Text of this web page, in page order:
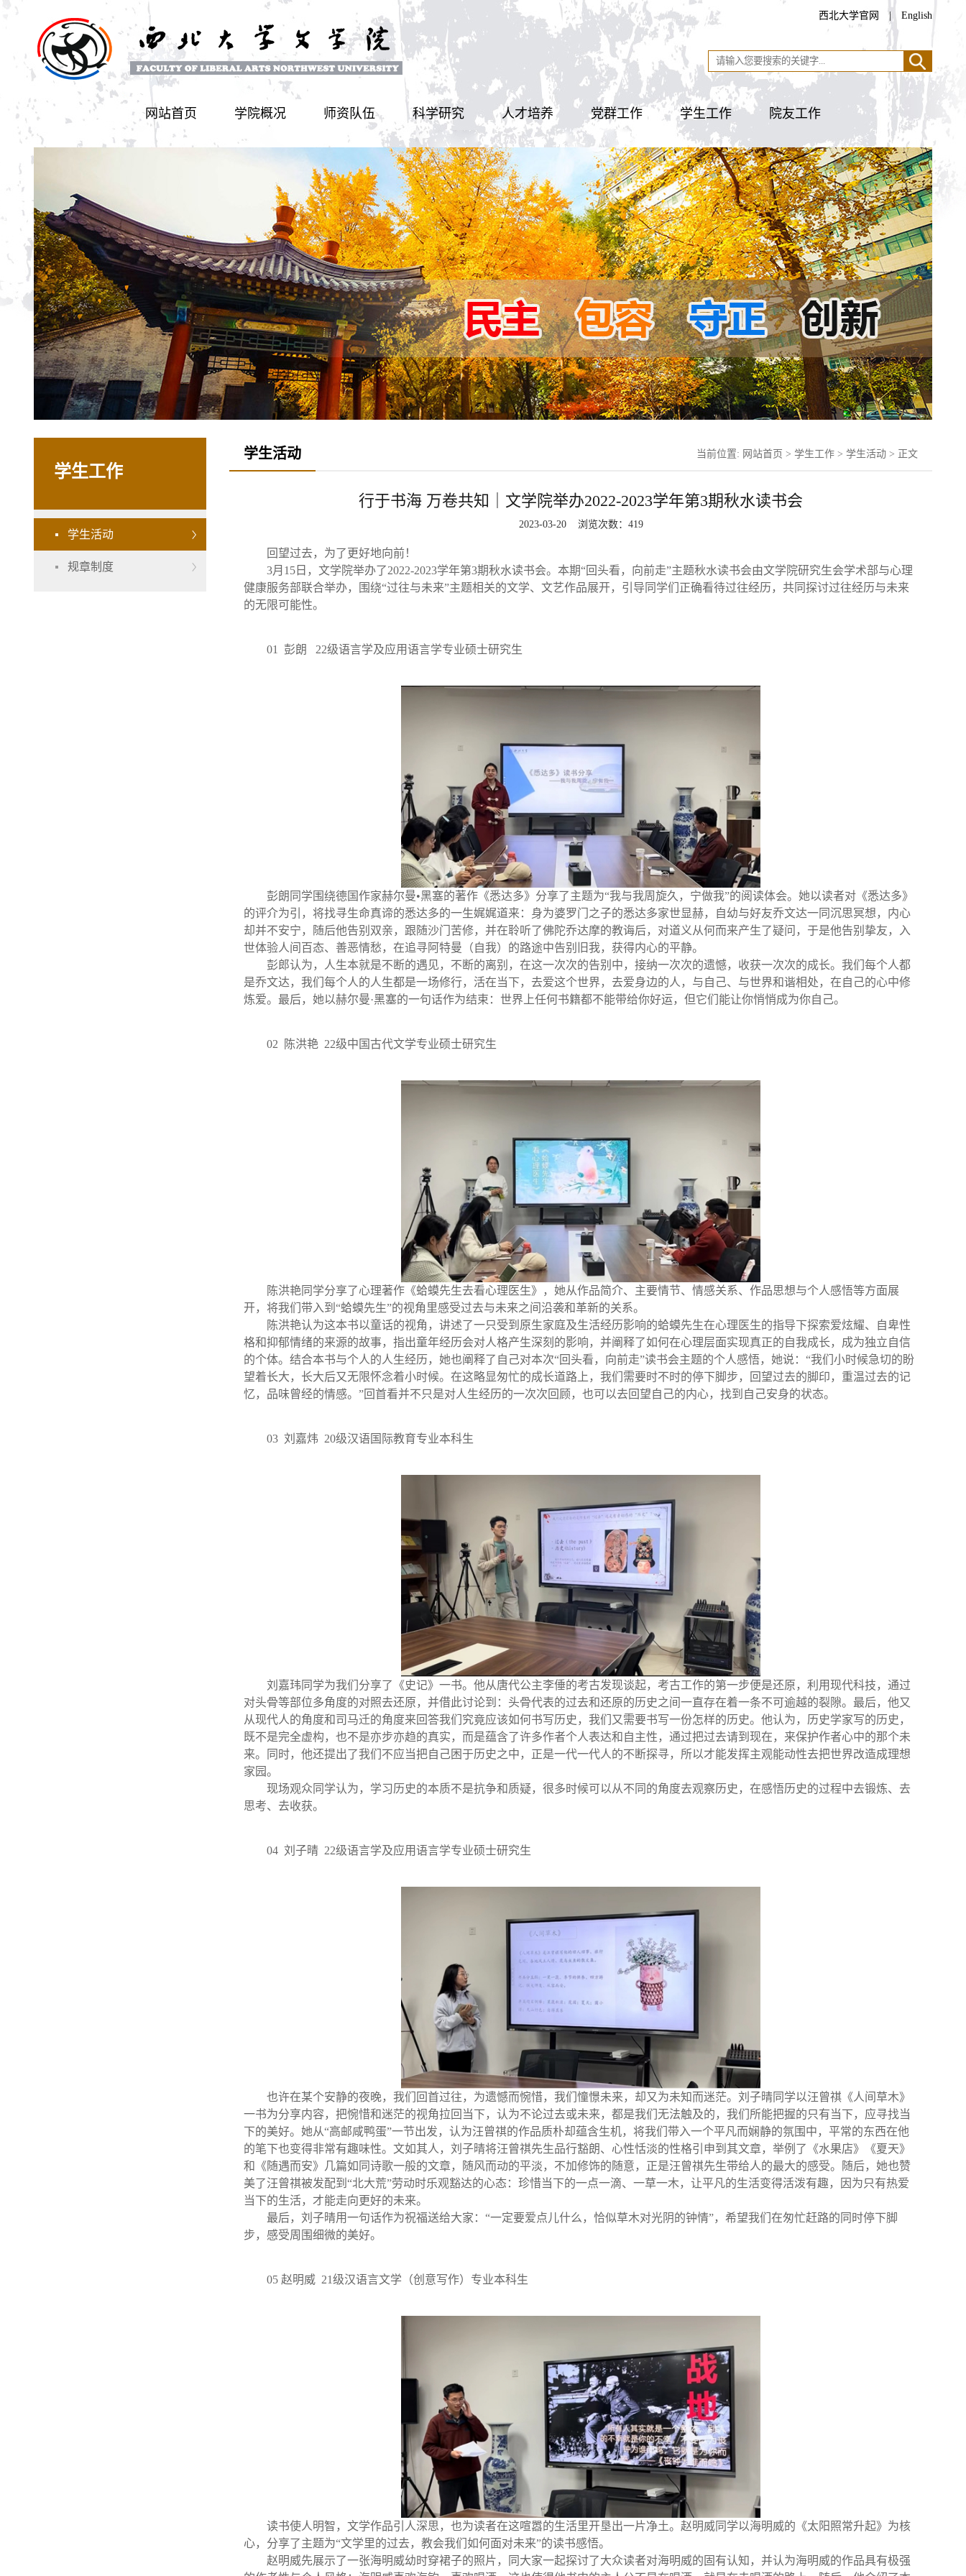
西北大学官网 | English
网站首页 学院概况 师资队伍 科学研究 人才培养 党群工作 学生工作 院友工作
学生工作
学生活动
规章制度
学生活动 当前位置: 网站首页 > 学生工作 > 学生活动 > 正文
行于书海 万卷共知｜文学院举办2022-2023学年第3期秋水读书会
2023-03-20 浏览次数： 419
回望过去，为了更好地向前！
3月15日，文学院举办了2022-2023学年第3期秋水读书会。本期“回头看，向前走”主题秋水读书会由文学院研究生会学术部与心理
健康服务部联合举办，围绕“过往与未来”主题相关的文学、文艺作品展开，引导同学们正确看待过往经历，共同探讨过往经历与未来
的无限可能性。
01 彭朗 22级语言学及应用语言学专业硕士研究生
彭朗同学围绕德国作家赫尔曼•黑塞的著作《悉达多》分享了主题为“我与我周旋久，宁做我”的阅读体会。她以读者对《悉达多》
的评介为引，将找寻生命真谛的悉达多的一生娓娓道来：身为婆罗门之子的悉达多家世显赫，自幼与好友乔文达一同沉思冥想，内心
却并不安宁，随后他告别双亲，跟随沙门苦修，并在聆听了佛陀乔达摩的教诲后，对道义从何而来产生了疑问，于是他告别挚友，入
世体验人间百态、善恶情愁，在追寻阿特曼（自我）的路途中告别旧我，获得内心的平静。
彭郎认为，人生本就是不断的遇见，不断的离别，在这一次次的告别中，接纳一次次的遗憾，收获一次次的成长。我们每个人都
是乔文达，我们每个人的人生都是一场修行，活在当下，去爱这个世界，去爱身边的人，与自己、与世界和谐相处，在自己的心中修
炼爱。最后，她以赫尔曼·黑塞的一句话作为结束：世界上任何书籍都不能带给你好运，但它们能让你悄悄成为你自己。
02 陈洪艳 22级中国古代文学专业硕士研究生
陈洪艳同学分享了心理著作《蛤蟆先生去看心理医生》，她从作品简介、主要情节、情感关系、作品思想与个人感悟等方面展
开，将我们带入到“蛤蟆先生”的视角里感受过去与未来之间沿袭和革新的关系。
陈洪艳认为这本书以童话的视角，讲述了一只受到原生家庭及生活经历影响的蛤蟆先生在心理医生的指导下探索爱炫耀、自卑性
格和抑郁情绪的来源的故事，指出童年经历会对人格产生深刻的影响，并阐释了如何在心理层面实现真正的自我成长，成为独立自信
的个体。结合本书与个人的人生经历，她也阐释了自己对本次“回头看，向前走”读书会主题的个人感悟，她说：“我们小时候急切的盼
望着长大，长大后又无限怀念着小时候。在这略显匆忙的成长道路上，我们需要时不时的停下脚步，回望过去的脚印，重温过去的记
忆，品味曾经的情感。”回首看并不只是对人生经历的一次次回顾，也可以去回望自己的内心，找到自己安身的状态。
03 刘嘉炜 20级汉语国际教育专业本科生
刘嘉玮同学为我们分享了《史记》一书。他从唐代公主李倕的考古发现谈起，考古工作的第一步便是还原，利用现代科技，通过
对头骨等部位多角度的对照去还原，并借此讨论到：头骨代表的过去和还原的历史之间一直存在着一条不可逾越的裂隙。最后，他又
从现代人的角度和司马迁的角度来回答我们究竟应该如何书写历史，我们又需要书写一份怎样的历史。他认为，历史学家写的历史，
既不是完全虚构，也不是亦步亦趋的真实，而是蕴含了许多作者个人表达和自主性，通过把过去请到现在，来保护作者心中的那个未
来。同时，他还提出了我们不应当把自己困于历史之中，正是一代一代人的不断探寻，所以才能发挥主观能动性去把世界改造成理想
家园。
现场观众同学认为，学习历史的本质不是抗争和质疑，很多时候可以从不同的角度去观察历史，在感悟历史的过程中去锻炼、去
思考、去收获。
04 刘子晴 22级语言学及应用语言学专业硕士研究生
也许在某个安静的夜晚，我们回首过往，为遗憾而惋惜，我们憧憬未来，却又为未知而迷茫。刘子晴同学以汪曾祺《人间草木》
一书为分享内容，把惋惜和迷茫的视角拉回当下，认为不论过去或未来，都是我们无法触及的，我们所能把握的只有当下，应寻找当
下的美好。她从“高邮咸鸭蛋”一节出发，认为汪曾祺的作品质朴却蕴含生机，将我们带入一个平凡而娴静的氛围中，平常的东西在他
的笔下也变得非常有趣味性。文如其人，刘子晴将汪曾祺先生品行豁朗、心性恬淡的性格引申到其文章，举例了《水果店》《夏天》
和《随遇而安》几篇如同诗歌一般的文章，随风而动的平淡，不加修饰的随意，正是汪曾祺先生带给人的最大的感受。随后，她也赞
美了汪曾祺被发配到“北大荒”劳动时乐观豁达的心态：珍惜当下的一点一滴、一草一木，让平凡的生活变得活泼有趣，因为只有热爱
当下的生活，才能走向更好的未来。
最后，刘子晴用一句话作为祝福送给大家：“一定要爱点儿什么，恰似草木对光阴的钟情”，希望我们在匆忙赶路的同时停下脚
步，感受周围细微的美好。
05 赵明威 21级汉语言文学（创意写作）专业本科生
读书使人明智，文学作品引人深思，也为读者在这喧嚣的生活里开垦出一片净土。赵明威同学以海明威的《太阳照常升起》为核
心，分享了主题为“文学里的过去，教会我们如何面对未来”的读书感悟。
赵明威先展示了一张海明威幼时穿裙子的照片，同大家一起探讨了大众读者对海明威的固有认知，并认为海明威的作品具有极强